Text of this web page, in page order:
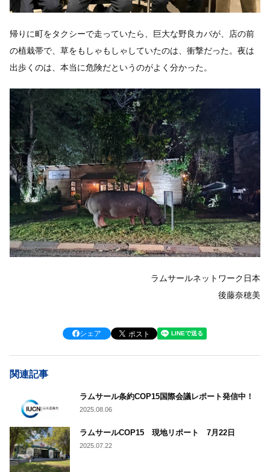
帰りに町をタクシーで走っていたら、巨大な野良カバが、店の前
の植栽帯で、草をもしゃもしゃしていたのは、衝撃だった。夜は
出歩くのは、本当に危険だというのがよく分かった。
ラムサールネットワーク日本
後藤奈穂美
シェア
関連記事
ラムサール条約COP15国際会議レポート発信中！
2025.08.06
ラムサールCOP15 現地リポート 7月22日
2025.07.22